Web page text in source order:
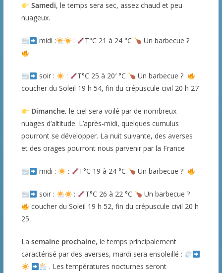
Samedi, le temps sera sec, assez chaud et peu
nuageux.
midi : : T°C 21 à 24 °C Un barbecue ?
soir : : T°C 25 à 20′ °C
Un barbecue ?
coucher du Soleil 19 h 54, fin du crépuscule civil 20 h 27
Dimanche, le ciel sera voilé par de nombreux
nuages d’altitude. L’après-midi, quelques cumulus
pourront se développer. La nuit suivante, des averses
et des orages pourront nous parvenir par la France
midi : : T°C 19 à 24 °C Un barbecue ?
soir : : T°C 26 à 22 °C
Un barbecue ?
coucher du Soleil 19 h 52, fin du crépuscule civil 20 h
25
La semaine prochaine, le temps principalement
caractérisé par des averses, mardi sera ensoleillé :
. Les températures nocturnes seront